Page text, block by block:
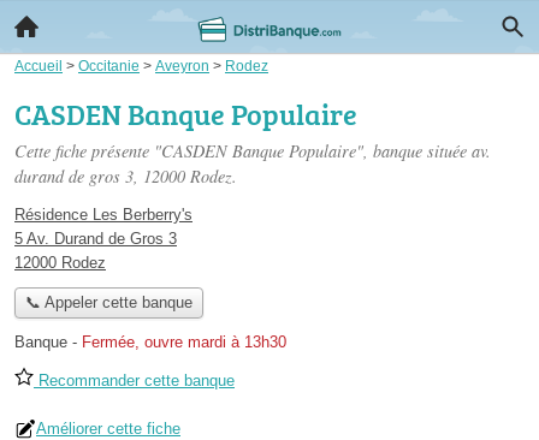
Accueil > Occitanie > Aveyron > Rodez
CASDEN Banque Populaire
Cette fiche présente "CASDEN Banque Populaire", banque située av.
durand de gros 3, 12000 Rodez.
Résidence Les Berberry's
5 Av. Durand de Gros 3
12000 Rodez
📞 Appeler cette banque
Banque - Fermée, ouvre mardi à 13h30
Recommander cette banque
Améliorer cette fiche